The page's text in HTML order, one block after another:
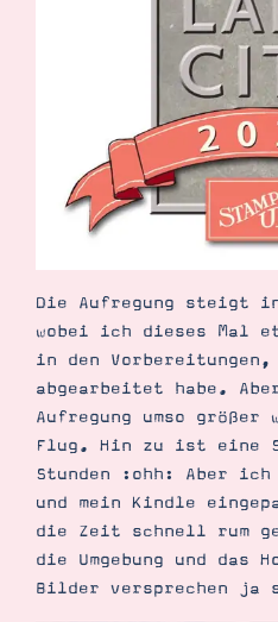
Demonstrator werden
Gutscheine
Produkte erklärt
Über mich
Über Stampin’ Up!
Tipps & Tricks
Ordnungstipps
Die Aufregung steigt
wobei ich dieses Mal
in den
abgearbeitet habe.
Aufregung umso größer
Flug. Hin zu ist eine
Stunden :ohh: Aber ich
und mein Kindle
die Zeit schnell rum
die Umgebung und das
Bilder versprechen ja